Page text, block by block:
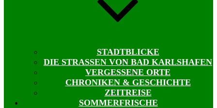
STADTBLICKE
DIE STRASSEN VON BAD KARLSHAFEN
VERGESSENE ORTE
CHRONIKEN & GESCHICHTE
ZEITREISE
SOMMERFRISCHE